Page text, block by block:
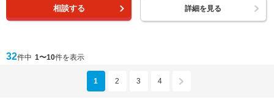
相談する 詳細を見る
32件中 1〜10件を表示
1 2 3 4